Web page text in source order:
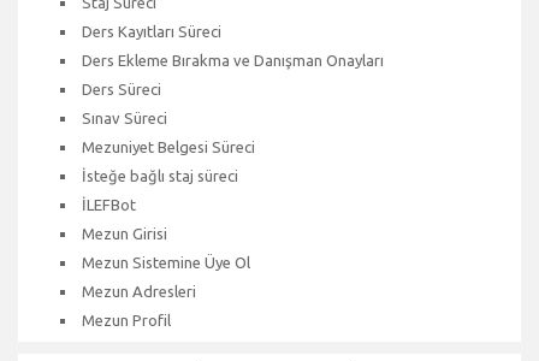
Ders Kayıtları Süreci
Ders Ekleme Bırakma ve Danışman Onayları
Ders Süreci
Sınav Süreci
Mezuniyet Belgesi Süreci
İsteğe bağlı staj süreci
İLEFBot
Mezun Girisi
Mezun Sistemine Üye Ol
Mezun Adresleri
Mezun Profil